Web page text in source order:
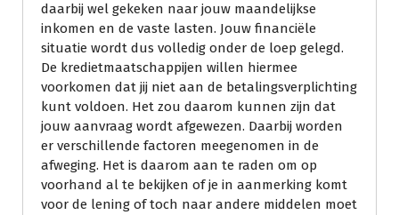
daarbij wel gekeken naar jouw maandelijkse
inkomen en de vaste lasten. Jouw financiële
situatie wordt dus volledig onder de loep gelegd.
De kredietmaatschappijen willen hiermee
voorkomen dat jij niet aan de betalingsverplichting
kunt voldoen. Het zou daarom kunnen zijn dat
jouw aanvraag wordt afgewezen. Daarbij worden
er verschillende factoren meegenomen in de
afweging. Het is daarom aan te raden om op
voorhand al te bekijken of je in aanmerking komt
voor de lening of toch naar andere middelen moet